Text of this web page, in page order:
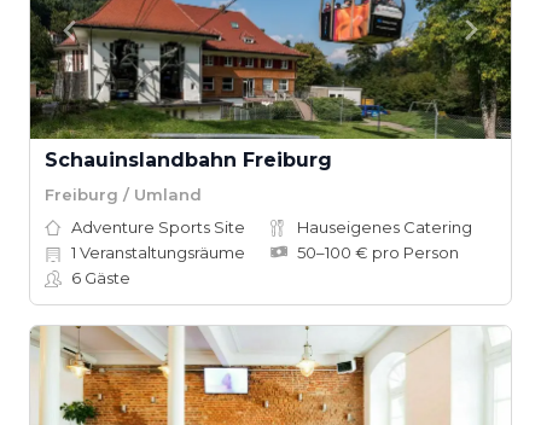
Schauinslandbahn Freiburg
Freiburg / Umland
Adventure Sports Site
Hauseigenes Catering
1 Veranstaltungsräume
50–100 € pro Person
6 Gäste